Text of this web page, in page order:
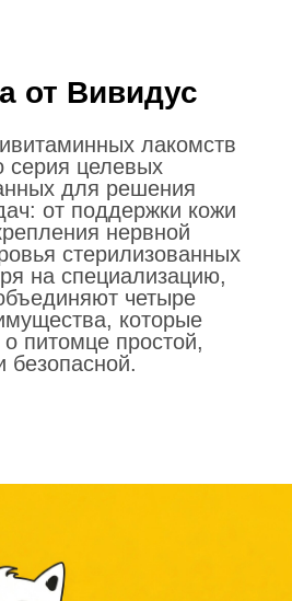
от Вивидус
лакомств
серия целевых
для решения
от поддержки кожи
нервной
стерилизованных
на специализацию,
четыре
которые
питомце простой,
безопасной.